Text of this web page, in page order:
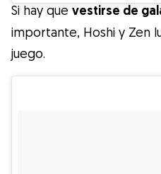
Si hay que vestirse de
importante, Hoshi y Zen
juego.